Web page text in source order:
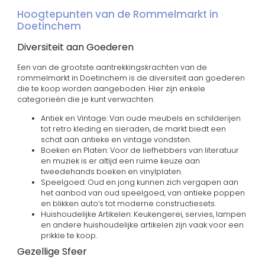
Hoogtepunten van de Rommelmarkt in
Doetinchem
Diversiteit aan Goederen
Een van de grootste aantrekkingskrachten van de
rommelmarkt in Doetinchem is de diversiteit aan goederen
die te koop worden aangeboden. Hier zijn enkele
categorieën die je kunt verwachten:
Antiek en Vintage: Van oude meubels en schilderijen
tot retro kleding en sieraden, de markt biedt een
schat aan antieke en vintage vondsten.
Boeken en Platen: Voor de liefhebbers van literatuur
en muziek is er altijd een ruime keuze aan
tweedehands boeken en vinylplaten.
Speelgoed: Oud en jong kunnen zich vergapen aan
het aanbod van oud speelgoed, van antieke poppen
en blikken auto’s tot moderne constructiesets.
Huishoudelijke Artikelen: Keukengerei, servies, lampen
en andere huishoudelijke artikelen zijn vaak voor een
prikkie te koop.
Gezellige Sfeer